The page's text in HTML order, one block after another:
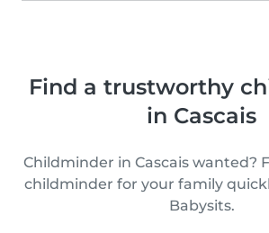
Find a trustworthy
in Cascais
Childminder in Cascais wanted?
childminder for your family
Babysits.